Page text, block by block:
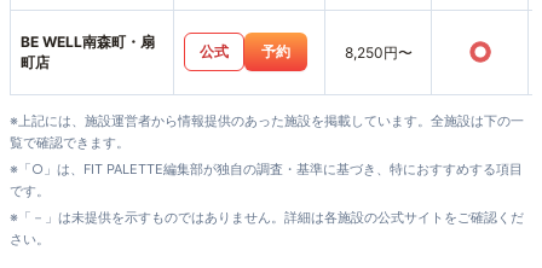
BE WELL南森町・扇
町店
公式 予約 8,250円〜 ○
※上記には、施設運営者から情報提供のあった施設を掲載しています。全施設は下の一
覧で確認できます。
※「○」は、FIT PALETTE編集部が独自の調査・基準に基づき、特におすすめする項目
です。
※「－」は未提供を示すものではありません。詳細は各施設の公式サイトをご確認くだ
さい。